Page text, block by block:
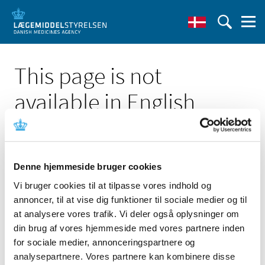
Denne hjemmeside bruger cookies
Vi bruger cookies til at tilpasse vores indhold og
annoncer, til at vise dig funktioner til sociale medier og til
at analysere vores trafik. Vi deler også oplysninger om
din brug af vores hjemmeside med vores partnere inden
for sociale medier, annonceringspartnere og
analysepartnere. Vores partnere kan kombinere disse
This page is not
available in English
Click here to see the Danish page 'VAXZEVRIA/COVID-19
Vaccine AstraZeneca: Kontraindikation hos personer
med tidligere kapillært lækagesyndrom '
Go to English frontpage